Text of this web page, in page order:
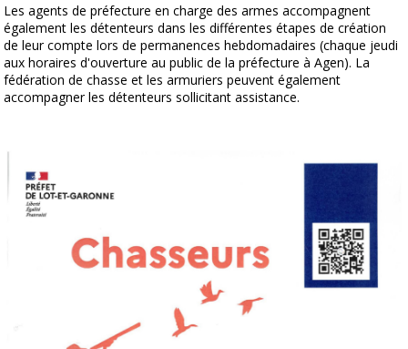
Les agents de préfecture en charge des armes accompagnent
également les détenteurs dans les différentes étapes de création
de leur compte lors de permanences hebdomadaires (chaque jeudi
aux horaires d'ouverture au public de la préfecture à Agen). La
fédération de chasse et les armuriers peuvent également
accompagner les détenteurs sollicitant assistance.